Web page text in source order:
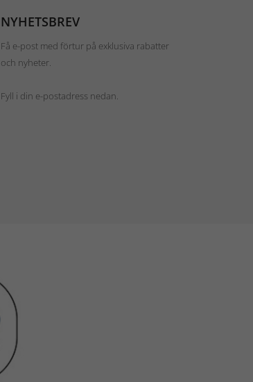
NYHETSBREV
Få e-post med förtur på exklusiva rabatter
och nyheter.
Fyll i din e-postadress nedan.